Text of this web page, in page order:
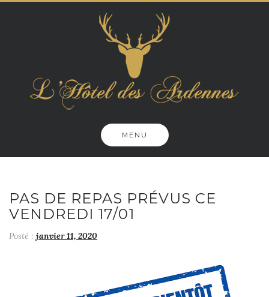
MENU
PAS DE REPAS PRÉVUS CE
VENDREDI 17/01
Posté : janvier 11, 2020